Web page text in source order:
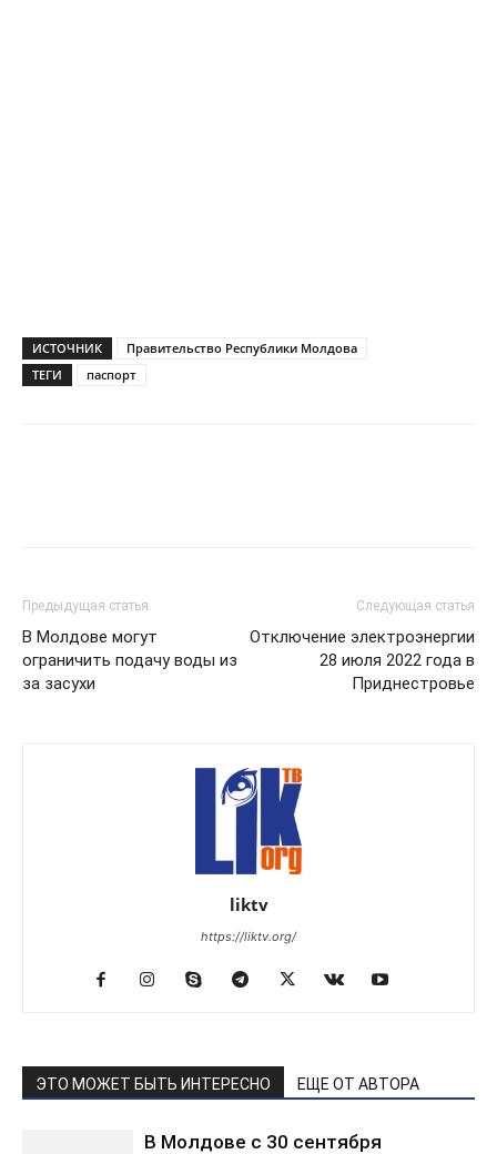
ИСТОЧНИК
Правительство Республики Молдова
ТЕГИ
паспорт
Предыдущая статья
В Молдове могут
ограничить подачу воды из
за засухи
Следующая статья
Отключение электроэнергии
28 июля 2022 года в
Приднестровье
liktv
https://liktv.org/
ЭТО МОЖЕТ БЫТЬ ИНТЕРЕСНО ЕЩЕ ОТ АВТОРА
В Молдове с 30 сентября